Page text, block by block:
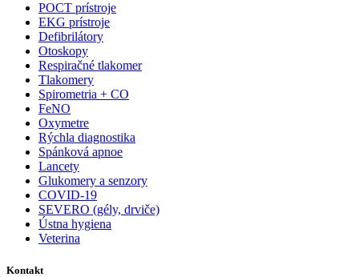
POCT prístroje
EKG prístroje
Defibrilátory
Otoskopy
Respiračné tlakomer
Tlakomery
Spirometria + CO
FeNO
Oxymetre
Rýchla diagnostika
Spánková apnoe
Lancety
Glukomery a senzory
COVID-19
SEVERO (gély, drviče)
Ústna hygiena
Veterina
Kontakt